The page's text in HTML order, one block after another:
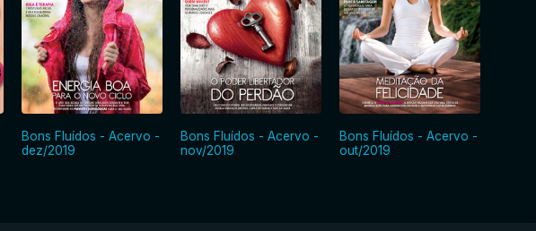
Bons Fluídos - Acervo -
dez/2019
Bons Fluídos - Acervo -
nov/2019
Bons Fluídos - Acervo -
out/2019